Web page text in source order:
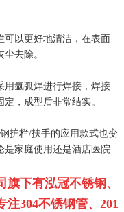
可以更好地清洁，在表面
去除。
用氩弧焊进行焊接，焊接
，成型后非常结实。
护栏/扶手的应用款式也变
是家庭使用还是酒店医院
下有泓冠不锈钢、
注304不锈钢管、 201